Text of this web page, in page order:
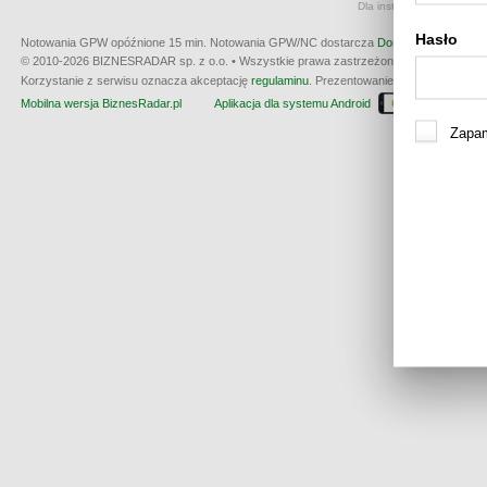
Dla instrumentów
Notowania GPW opóźnione 15 min. Notowania GPW/NC dostarcza Dom Maklerski BDM
© 2010-2026 BIZNESRADAR sp. z o.o. • Wszystkie prawa zastrzeżone • produkcja:
Korzystanie z serwisu oznacza akceptację regulaminu . Prezentowanie kwotowania nie
Mobilna wersja BiznesRadar.pl
Aplikacja dla systemu Android
Hasło